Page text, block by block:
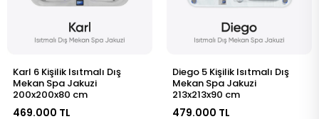
Karl 6 Kişilik Isıtmalı Dış
Mekan Spa Jakuzi
200x200x80 cm
469.000 TL
Diego 5 Kişilik Isıtmalı Dış
Mekan Spa Jakuzi
213x213x90 cm
479.000 TL